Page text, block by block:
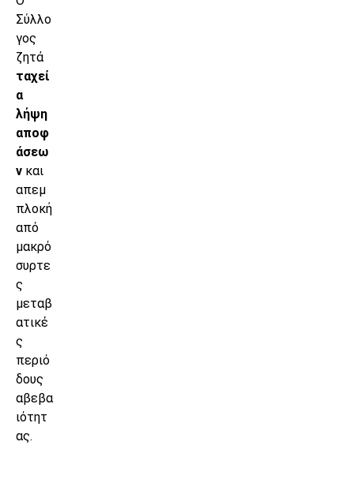
Σύλλο
γος
ζητά
ταχεί
α
λήψη
αποφ
άσεω
ν και
απεμ
πλοκή
από
μακρό
συρτε
ς
μεταβ
ατικέ
ς
περιό
δους
αβεβα
ιότητ
ας.